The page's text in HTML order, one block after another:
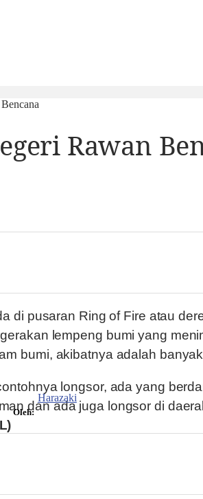
Rawan
di pusaran Ring of Fire atau
lempeng bumi yang
bumi, akibatnya adalah
longsor, ada yang
dan ada juga longsor di
Oleh:
Harazaki